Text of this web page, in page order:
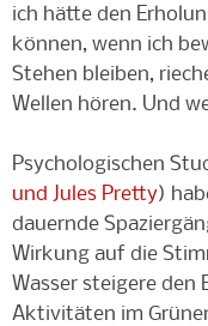
ich hätte den
können, wenn ich
Stehen bleiben,
Wellen hören. Und
Psychologischen
und Jules Pretty)
dauernde
Wirkung auf die
Wasser steigere den
Aktivitäten im